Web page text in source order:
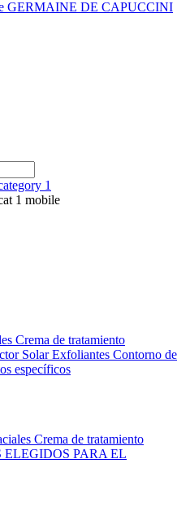
Crema de tratamiento
SolarExfoliantes Contorno de
específicos
Crema de tratamiento
ELEGIDOS PARA EL